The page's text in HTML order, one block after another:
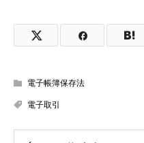
電子帳簿保存法
電子取引